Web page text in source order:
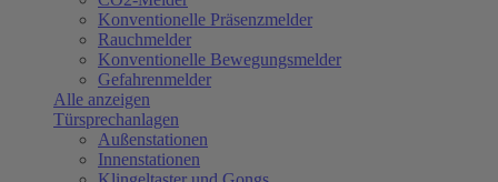
Konventionelle Präsenzmelder
Rauchmelder
Konventionelle Bewegungsmelder
Gefahrenmelder
Alle anzeigen
Türsprechanlagen
Außenstationen
Innenstationen